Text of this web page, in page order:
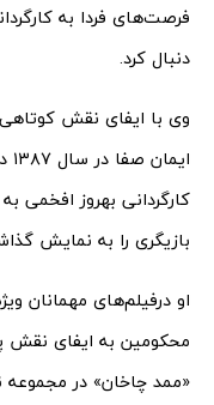
فرصت‌های فردا به
دنبال کرد.
وی با ایفای نقش
کارگردانی بهروز
بازیگری را به نمایش
او درفیلم‌های مهمانان
محکومین به ایفای نقش
«ممد چاخان» در مجموعه